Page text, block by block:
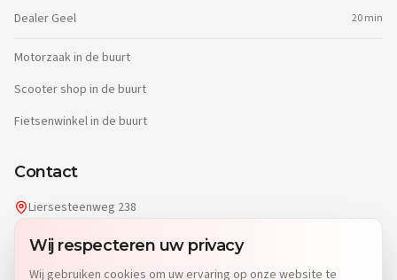
Wij respecteren uw privacy
Wij gebruiken cookies om uw ervaring op onze website te
Dealer Geel 20 min
Motorzaak in de buurt
Scooter shop in de buurt
Fietsenwinkel in de buurt
Contact
Liersesteenweg 238
2220 Heist-op-den-Berg
info@dgwheels.be